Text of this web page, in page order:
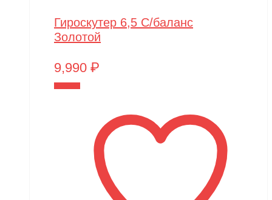
Гироскутер 6,5 С/баланс
Золотой
9,990 ₽